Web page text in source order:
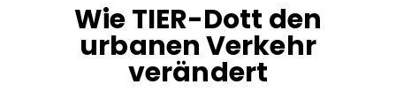
Wie TIER-Dott den
urbanen Verkehr
verändert